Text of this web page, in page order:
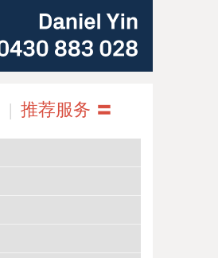
| 推荐服务 〓